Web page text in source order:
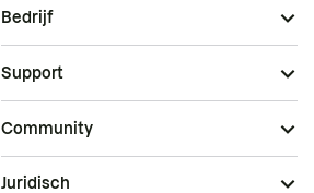
Bedrijf
Support
Community
Juridisch